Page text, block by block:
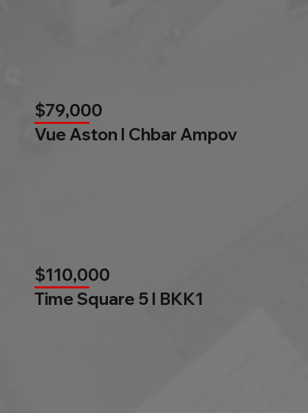
$79,000
Vue Aston l Chbar Ampov
$110,000
Time Square 5 l BKK1